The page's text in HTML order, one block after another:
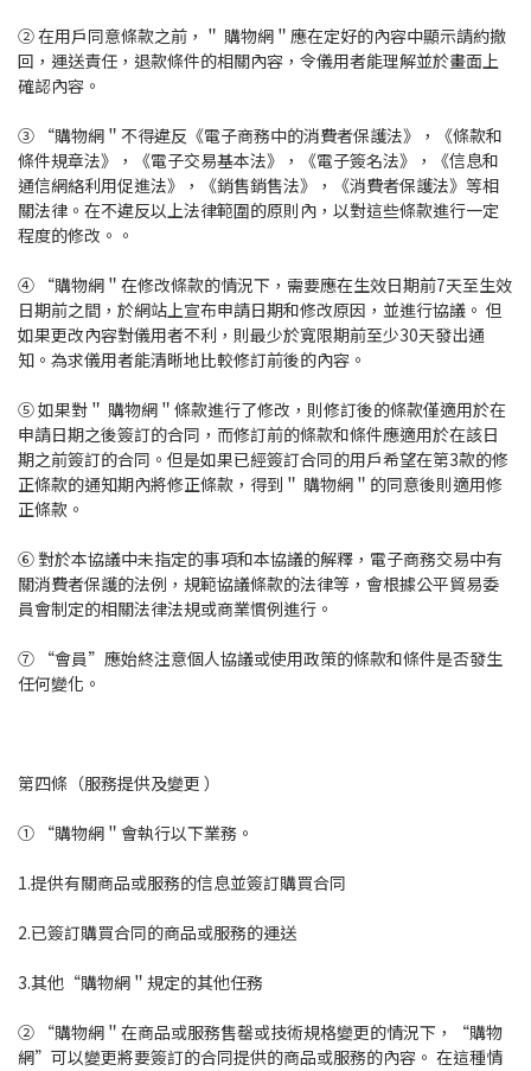
② 在用戶同意條款之前，＂ 購物網＂應在定好的內容中顯示請約撤
回，運送責任，退款條件的相關內容，令儀用者能理解並於畫面上
確認內容。
③ “購物網＂不得違反《電子商務中的消費者保護法》，《條款和
條件規章法》，《電子交易基本法》，《電子簽名法》，《信息和
通信網絡利用促進法》，《銷售銷售法》，《消費者保護法》等相
關法律。在不違反以上法律範圍的原則內，以對這些條款進行一定
程度的修改。。
④ “購物網＂在修改條款的情況下，需要應在生效日期前7天至生效
日期前之間，於網站上宣布申請日期和修改原因，並進行協議。 但
如果更改內容對儀用者不利，則最少於寬限期前至少30天發出通
知。為求儀用者能清晰地比較修訂前後的內容。
⑤ 如果對＂ 購物網＂條款進行了修改，則修訂後的條款僅適用於在
申請日期之後簽訂的合同，而修訂前的條款和條件應適用於在該日
期之前簽訂的合同。但是如果已經簽訂合同的用戶希望在第3款的修
正條款的通知期內將修正條款，得到＂ 購物網＂的同意後則適用修
正條款。
⑥ 對於本協議中未指定的事項和本協議的解釋，電子商務交易中有
關消費者保護的法例，規範協議條款的法律等，會根據公平貿易委
員會制定的相關法律法規或商業慣例進行。
⑦ “會員”應始終注意個人協議或使用政策的條款和條件是否發生
任何變化。
第四條（服務提供及變更 ）
① “購物網＂會執行以下業務。
1.提供有關商品或服務的信息並簽訂購買合同
2.已簽訂購買合同的商品或服務的運送
3.其他“購物網＂規定的其他任務
② “購物網＂在商品或服務售罄或技術規格變更的情況下，“購物
網”可以變更將要簽訂的合同提供的商品或服務的內容。 在這種情